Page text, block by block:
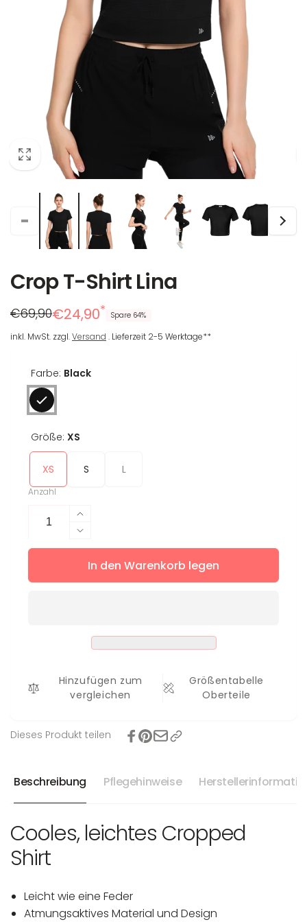
Crop T-Shirt Lina
Regulärer
Preis
€69,90
Reduzierter
Preis
€24,90* Spare 64%
inkl. MwSt. zzgl.Versand . Lieferzeit 2-5 Werktage**
Farbe: Black
Größe: XS
XS S L
Anzahl
Erhöhe
die
Menge
für
Verringere
die
Menge
für
Lina
In den Warenkorb legen
Hinzufügen zum
vergleichen
Größentabelle
Oberteile
Dieses Produkt teilen
Beschreibung Pflegehinweise
Cooles, leichtes Cropped
Shirt
Leicht wie eine Feder
Atmungsaktives Material und Design